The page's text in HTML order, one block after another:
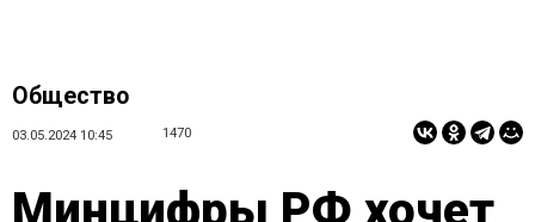
Общество
03.05.2024 10:45 1470
Минцифры РФ хочет